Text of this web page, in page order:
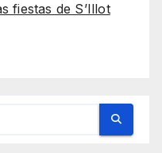
fiestas de S’Illot